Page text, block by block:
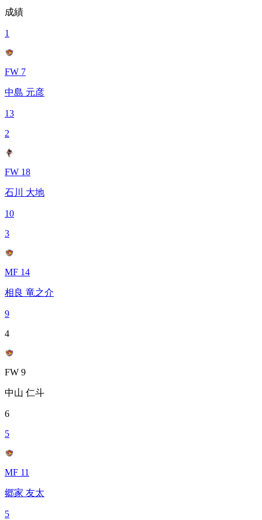
成績
1
FW 7
中島 元彦
13
2
FW 18
石川 大地
10
3
MF 14
相良 竜之介
9
4
FW 9
中山 仁斗
6
5
MF 11
郷家 友太
5